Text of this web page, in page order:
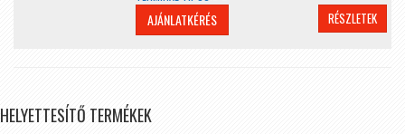
AJÁNLATKÉRÉS RÉSZLETEK
HELYETTESÍTŐ TERMÉKEK